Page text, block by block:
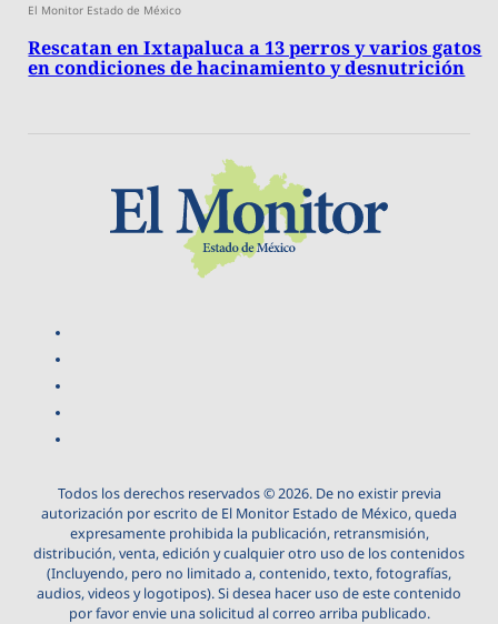
El Monitor Estado de México
Rescatan en Ixtapaluca a 13 perros y varios gatos
en condiciones de hacinamiento y desnutrición
Todos los derechos reservados © 2026. De no existir previa
autorización por escrito de El Monitor Estado de México, queda
expresamente prohibida la publicación, retransmisión,
distribución, venta, edición y cualquier otro uso de los contenidos
(Incluyendo, pero no limitado a, contenido, texto, fotografías,
audios, videos y logotipos). Si desea hacer uso de este contenido
por favor envie una solicitud al correo arriba publicado.